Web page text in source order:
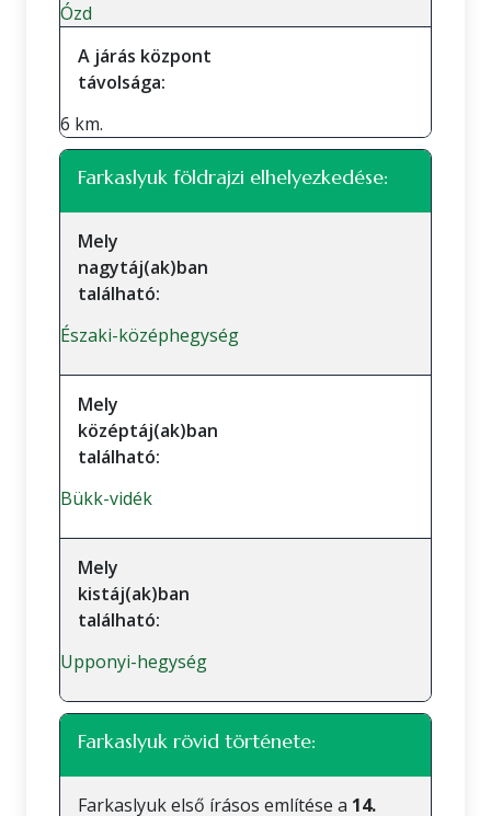
Ózd
A járás központ
távolsága:
6 km.
Farkaslyuk földrajzi elhelyezkedése:
Mely
nagytáj(ak)ban
található:
Északi-középhegység
Mely
középtáj(ak)ban
található:
Bükk-vidék
Mely
kistáj(ak)ban
található:
Upponyi-hegység
Farkaslyuk rövid története:
Farkaslyuk első írásos említése a 14.